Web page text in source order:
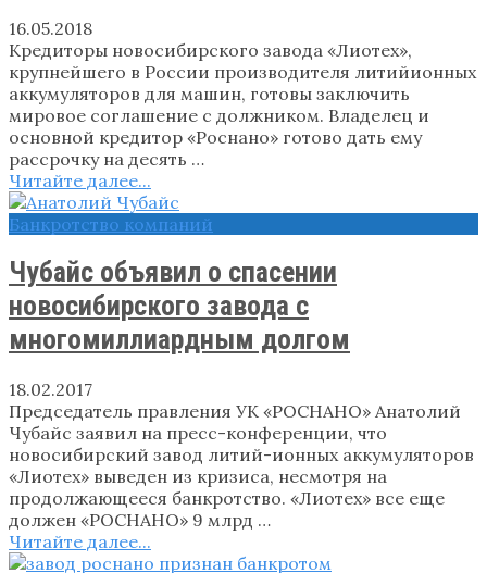
16.05.2018
Кредиторы новосибирского завода «Лиотех»,
крупнейшего в России производителя литийионных
аккумуляторов для машин, готовы заключить
мировое соглашение с должником. Владелец и
основной кредитор «Роснано» готово дать ему
рассрочку на десять …
Читайте далее...
Банкротство компаний
Чубайс объявил о спасении
новосибирского завода с
многомиллиардным долгом
18.02.2017
Председатель правления УК «РОСНАНО» Анатолий
Чубайс заявил на пресс-конференции, что
новосибирский завод литий-ионных аккумуляторов
«Лиотех» выведен из кризиса, несмотря на
продолжающееся банкротство. «Лиотех» все еще
должен «РОСНАНО» 9 млрд …
Читайте далее...